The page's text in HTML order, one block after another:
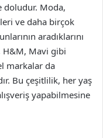
doludur. Moda,
ve daha birçok
aradıklarını
H&M, Mavi gibi
markalar da
Bu çeşitlilik, her yaş
yapabilmesine